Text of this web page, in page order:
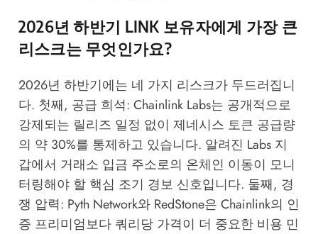
2026년 하반기 LINK 보유자에게 가장 큰
리스크는 무엇인가요?
2026년 하반기에는 네 가지 리스크가 두드러집니
다. 첫째, 공급 희석: Chainlink Labs는 공개적으로
강제되는 릴리즈 일정 없이 제네시스 토큰 공급량
의 약 30%를 통제하고 있습니다. 알려진 Labs 지
갑에서 거래소 입금 주소로의 온체인 이동이 모니
터링해야 할 핵심 조기 경보 신호입니다. 둘째, 경
쟁 압력: Pyth Network와 RedStone은 Chainlink의 인
증 프리미엄보다 쿼리당 가격이 더 중요한 비용 민